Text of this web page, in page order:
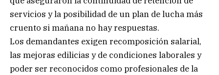
servicios y la posibilidad de un plan de lucha más
cruento si mañana no hay respuestas.
Los demandantes exigen recomposición salarial,
las mejoras edilicias y de condiciones laborales y
poder ser reconocidos como profesionales de la